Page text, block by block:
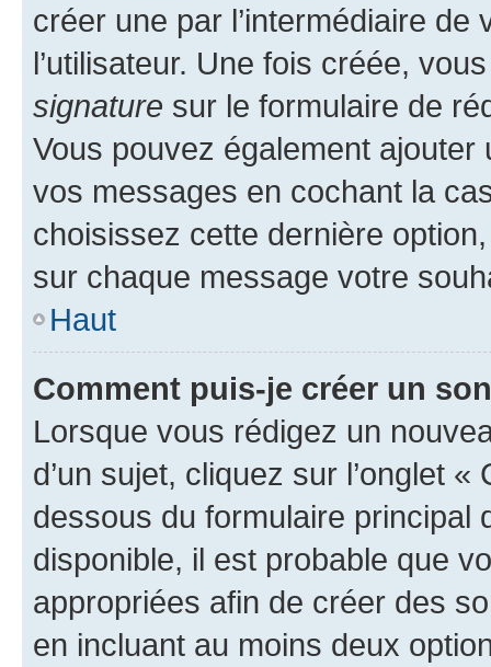
créer une par l’intermédiaire
l’utilisateur. Une fois créée,
signature sur le formulaire de
Vous pouvez également
vos messages en cochant la
choisissez cette dernière
sur chaque message votre
Haut
Comment puis-je créer un
Lorsque vous rédigez un
d’un sujet, cliquez sur l’onglet
dessous du formulaire principal
disponible, il est probable que
appropriées afin de créer des
en incluant au moins deux